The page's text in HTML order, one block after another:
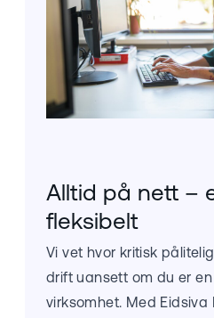
Alltid på nett –
fleksibelt
Vi vet hvor kritisk
drift uansett om du er
virksomhet. Med Eidsiva